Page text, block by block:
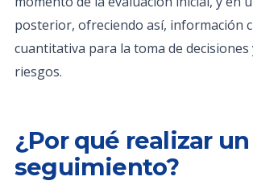
posterior, ofreciendo así, información
cuantitativa para la toma de decisiones
riesgos.
¿Por qué realizar un
seguimiento?